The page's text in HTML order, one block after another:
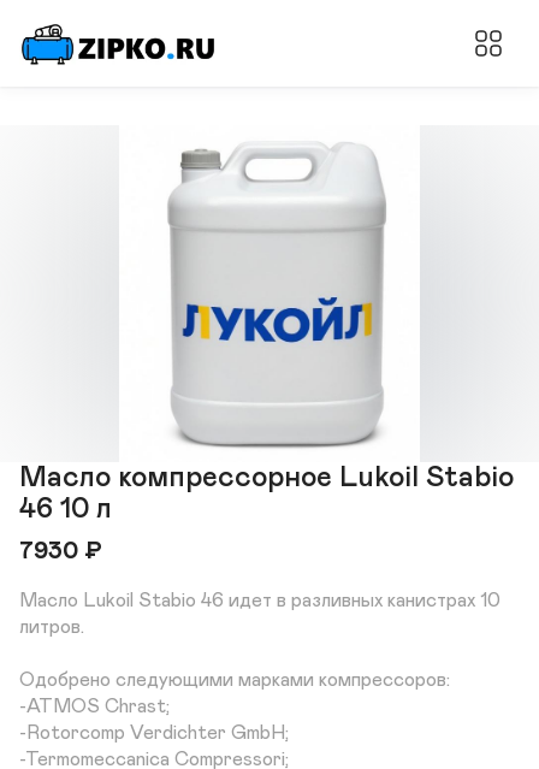
Масло компрессорное Lukoil Stabio
46 10 л
7930 ₽
Масло Lukoil Stabio 46 идет в разливных канистрах 10
литров.
Одобрено следующими марками компрессоров:
-ATMOS Chrast;
-Rotorcomp Verdichter GmbH;
-Termomeccanica Compressori;